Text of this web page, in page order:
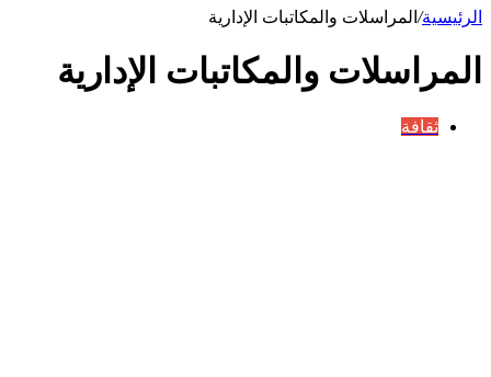
الرئيسية/ المراسلات والمكاتبات الإدارية
المراسلات والمكاتبات الإدارية
ثقافة